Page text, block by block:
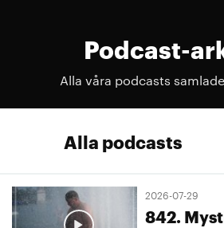
Podcast-
Alla våra podcasts
Alla podcasts
2026-07-29
842.